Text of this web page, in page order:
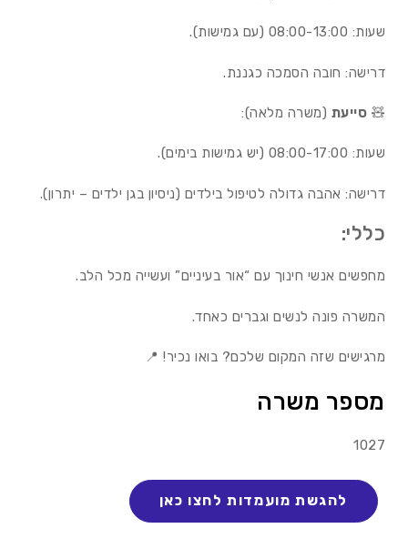
שעות: 08:00-13:00 (עם גמישות).
דרישה: חובה הסמכה כגננת.
🧸 סייעת (משרה מלאה):
שעות: 08:00-17:00 (יש גמישות בימים).
דרישה: אהבה גדולה לטיפול בילדים (ניסיון בגן ילדים – יתרון).
כללי:
מחפשים אנשי חינוך עם “אור בעיניים” ועשייה מכל הלב.
המשרה פונה לנשים וגברים כאחד.
מרגישים שזה המקום שלכם? בואו נכיר! 📍
מספר משרה
1027